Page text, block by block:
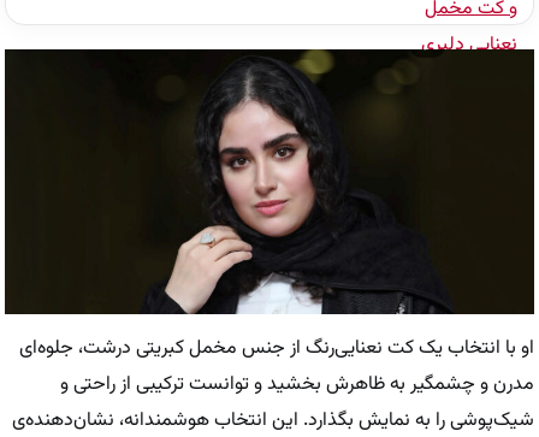
او با انتخاب یک کت نعنایی‌رنگ از جنس مخمل کبریتی درشت، جلوه‌ای
مدرن و چشمگیر به ظاهرش بخشید و توانست ترکیبی از راحتی و
شیک‌پوشی را به نمایش بگذارد. این انتخاب هوشمندانه، نشان‌دهنده‌ی